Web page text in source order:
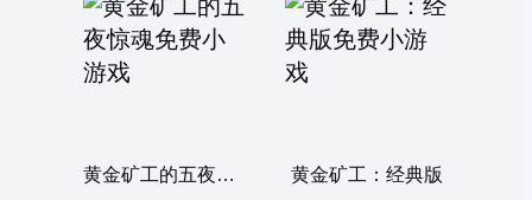
黄金矿工的五夜惊魂 黄金矿工：经典版